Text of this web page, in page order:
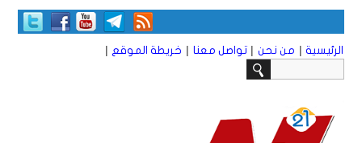
الرئيسية | من نحن | تواصل معنا | خريطة الموقع |